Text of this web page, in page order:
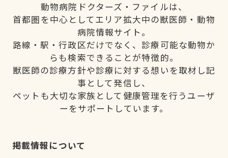
動物病院ドクターズ・ファイルは、
首都圏を中心としてエリア拡大中の獣医師・動物
病院情報サイト。
路線・駅・行政区だけでなく、診療可能な動物か
らも検索できることが特徴的。
獣医師の診療方針や診療に対する想いを取材し記
事として発信し、
ペットも大切な家族として健康管理を行うユーザ
ーをサポートしています。
掲載情報について